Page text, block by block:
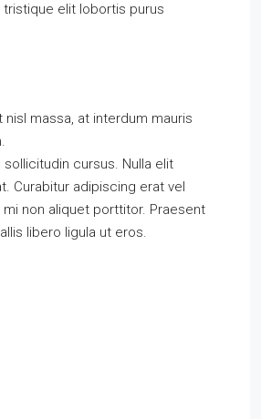
elit lobortis purus
massa, at interdum mauris
cursus. Nulla elit
Curabitur adipiscing erat vel
non aliquet porttitor. Praesent
libero ligula ut eros.